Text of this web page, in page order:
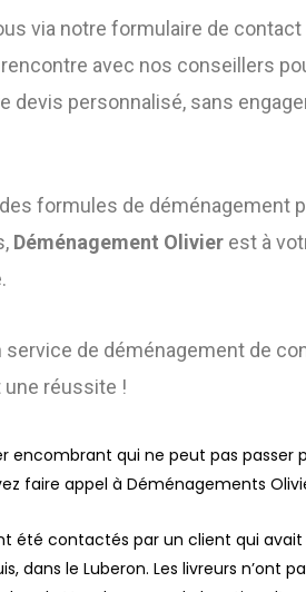
via notre formulaire de
avec nos conseillers
devis personnalisé, sans
formules de déménagement
Déménagement Olivier est à
de déménagement de
réussite !
encombrant qui ne peut pas
faire appel à Déménagements
été contactés par un client qui
dans le Luberon. Les livreurs